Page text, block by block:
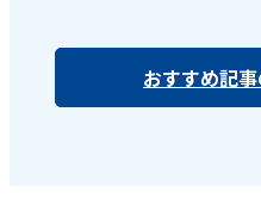
おすすめ記